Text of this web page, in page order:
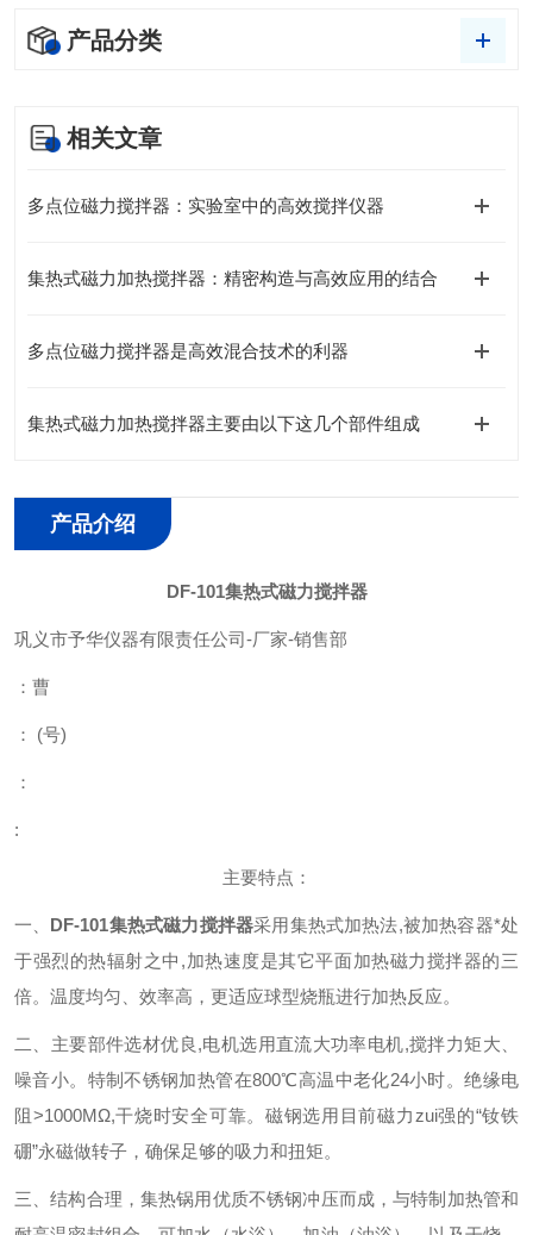
产品分类
相关文章
多点位磁力搅拌器：实验室中的高效搅拌仪器
集热式磁力加热搅拌器：精密构造与高效应用的结合
多点位磁力搅拌器是高效混合技术的利器
集热式磁力加热搅拌器主要由以下这几个部件组成
产品介绍
DF-101集热式磁力搅拌器
巩义市予华仪器有限责任公司-厂家-销售部
：曹
： (号)
：
:
主要特点：
一、 DF-101集热式磁力搅拌器采用集热式加热法,被加热容器*处
于强烈的热辐射之中,加热速度是其它平面加热磁力搅拌器的三
倍。温度均匀、效率高，更适应球型烧瓶进行加热反应。
二、 主要部件选材优良,电机选用直流大功率电机,搅拌力矩大、
噪音小。特制不锈钢加热管在800℃高温中老化24小时。绝缘电
阻>1000MΩ,干烧时安全可靠。磁钢选用目前磁力zui强的“钕铁
硼”永磁做转子，确保足够的吸力和扭矩。
三、结构合理，集热锅用优质不锈钢冲压而成，与特制加热管和